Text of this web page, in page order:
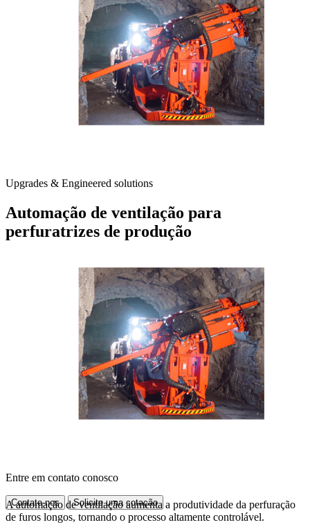
Upgrades & Engineered solutions
Automação de ventilação para
perfuratrizes de produção
Entre em contato conosco
Contate-nos Solicite uma cotação
A automação de ventilação aumenta a produtividade da perfuração
de furos longos, tornando o processo altamente controlável.